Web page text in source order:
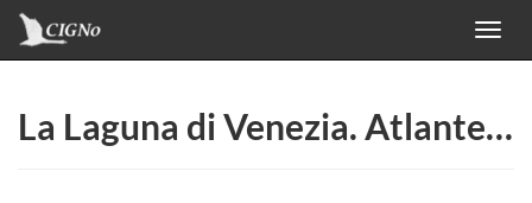
La Laguna di Venezia. Atlante Secondo - BSA